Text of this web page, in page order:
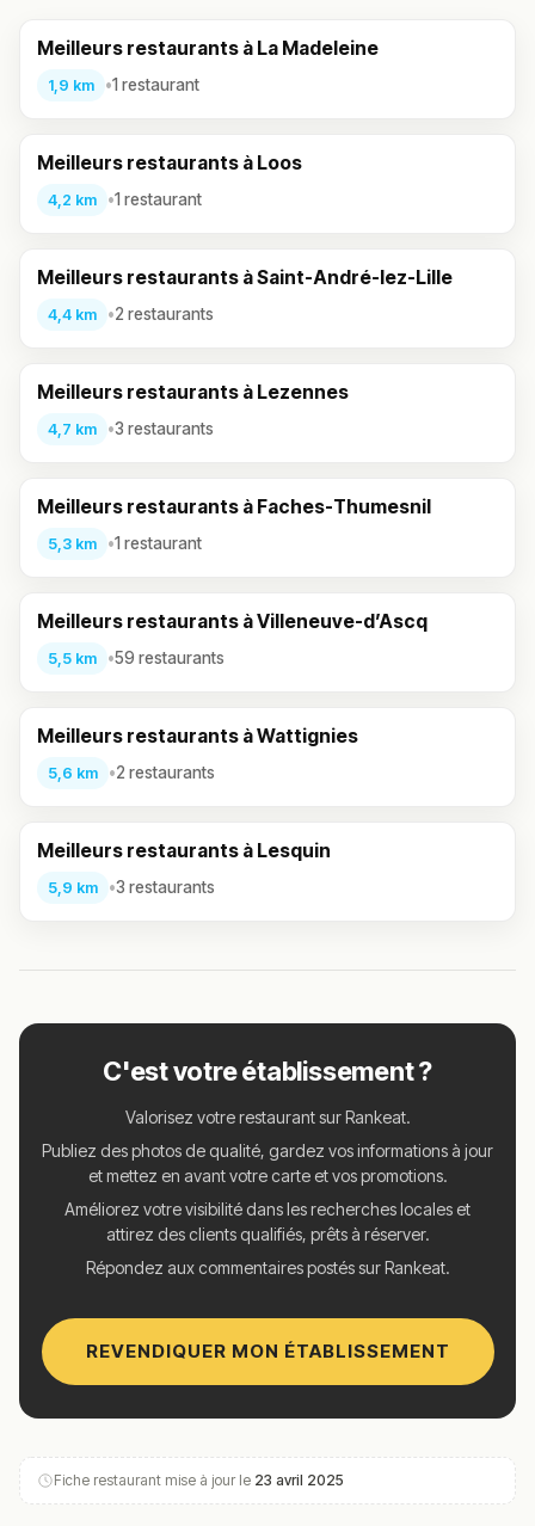
Meilleurs restaurants à La Madeleine
1,9 km •1 restaurant
Meilleurs restaurants à Loos
4,2 km •1 restaurant
Meilleurs restaurants à Saint-André-lez-Lille
4,4 km •2 restaurants
Meilleurs restaurants à Lezennes
4,7 km •3 restaurants
Meilleurs restaurants à Faches-Thumesnil
5,3 km •1 restaurant
Meilleurs restaurants à Villeneuve-d’Ascq
5,5 km •59 restaurants
Meilleurs restaurants à Wattignies
5,6 km •2 restaurants
Meilleurs restaurants à Lesquin
5,9 km •3 restaurants
C'est votre établissement ?
Valorisez votre restaurant sur Rankeat.
Publiez des photos de qualité, gardez vos informations à jour
et mettez en avant votre carte et vos promotions.
Améliorez votre visibilité dans les recherches locales et
attirez des clients qualifiés, prêts à réserver.
Répondez aux commentaires postés sur Rankeat.
REVENDIQUER MON ÉTABLISSEMENT
Fiche restaurant mise à jour le 23 avril 2025